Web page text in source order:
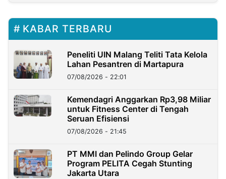
KABAR TERBARU
Peneliti UIN Malang Teliti Tata Kelola
Lahan Pesantren di Martapura
07/08/2026 - 22:01
Kemendagri Anggarkan Rp3,98 Miliar
untuk Fitness Center di Tengah
Seruan Efisiensi
07/08/2026 - 21:45
PT MMI dan Pelindo Group Gelar
Program PELITA Cegah Stunting
Jakarta Utara